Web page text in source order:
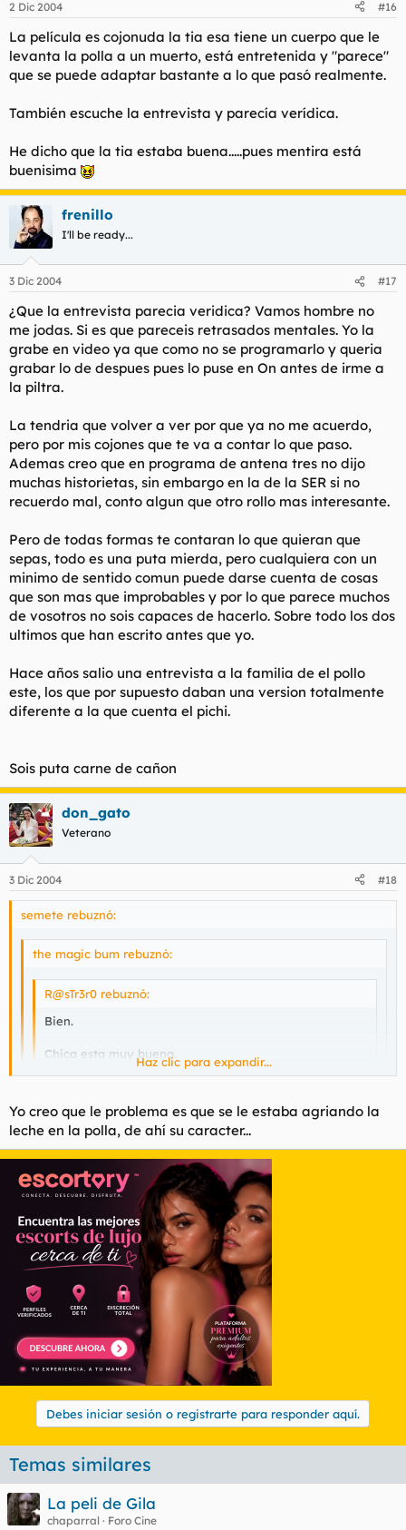
2 Dic 2004 #16
La película es cojonuda la tia esa tiene un cuerpo que le
levanta la polla a un muerto, está entretenida y "parece"
que se puede adaptar bastante a lo que pasó realmente.
También escuche la entrevista y parecía verídica.
He dicho que la tia estaba buena.....pues mentira está
buenisima
frenillo
I'll be ready...
3 Dic 2004 #17
¿Que la entrevista parecia veridica? Vamos hombre no
me jodas. Si es que pareceis retrasados mentales. Yo la
grabe en video ya que como no se programarlo y queria
grabar lo de despues pues lo puse en On antes de irme a
la piltra.
La tendria que volver a ver por que ya no me acuerdo,
pero por mis cojones que te va a contar lo que paso.
Ademas creo que en programa de antena tres no dijo
muchas historietas, sin embargo en la de la SER si no
recuerdo mal, conto algun que otro rollo mas interesante.
Pero de todas formas te contaran lo que quieran que
sepas, todo es una puta mierda, pero cualquiera con un
minimo de sentido comun puede darse cuenta de cosas
que son mas que improbables y por lo que parece muchos
de vosotros no sois capaces de hacerlo. Sobre todo los dos
ultimos que han escrito antes que yo.
Hace años salio una entrevista a la familia de el pollo
este, los que por supuesto daban una version totalmente
diferente a la que cuenta el pichi.
Sois puta carne de cañon
don_gato
Veterano
3 Dic 2004 #18
semete rebuznó:
the magic bum rebuznó:
R@sTr3r0 rebuznó:
Bien.
Chica esta muy buena.
Regimen Franquista aun mas malo
Resumen: Todos son unos de hijos de la gran puta.
Consecuencia: La política es la prostitución de la
mente.
Haz clic para expandir...
coño Rastrer0, últimamente te veo bastante reflexivo...
hasta soltando reflexiones con bastante chispa... confiesa,
has sentao la cabeza....
creo que ha encontrado una novia que le ha puesto las cosas
en su sitio
Haz clic para expandir...
Yo creo que le problema es que se le estaba agriando la
leche en la polla, de ahí su caracter...
Debes iniciar sesión o registrarte para responder aquí.
Temas similares
La peli de Gila
chaparral
Foro Cine